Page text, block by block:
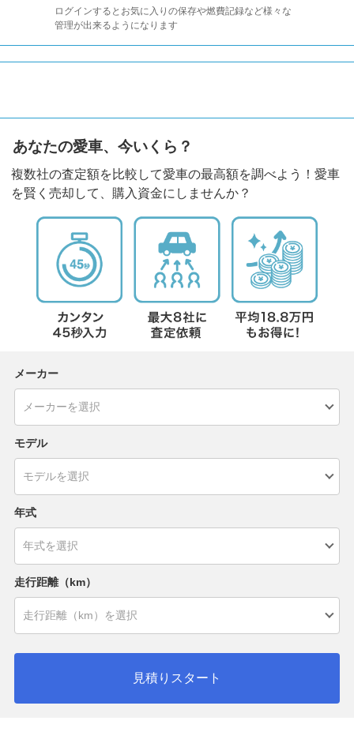
ログインするとお気に入りの保存や燃費記録など様々な
管理が出来るようになります
あなたの愛車、今いくら？
複数社の査定額を比較して愛車の最高額を調べよう！愛車
を賢く売却して、購入資金にしませんか？
メーカー
モデル
年式
走行距離（km）
見積りスタート